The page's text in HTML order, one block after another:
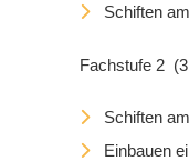
Schiften
Fachstufe 2
Schiften
Einbauen